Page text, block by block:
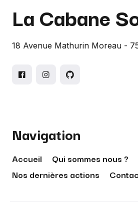
La Cabane
18 Avenue Mathurin Moreau -
Navigation
Accueil Qui sommes nous ?
Nos dernières actions